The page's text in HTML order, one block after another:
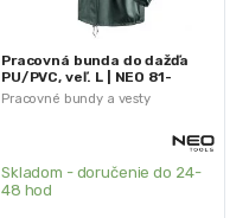
Pracovné bundy a vesty
Pracovná bunda do dažďa
PU/PVC, veľ. L | NEO 81-
810-L
Skladom - doručenie do 24-
48 hod